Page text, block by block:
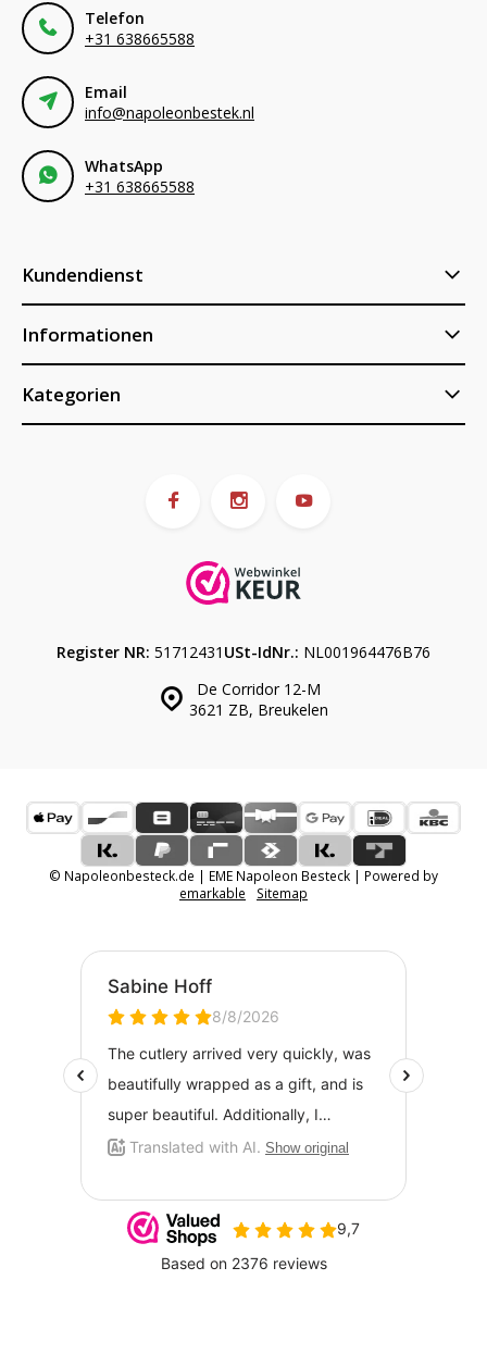
Telefon
+31 638665588
Email
info@napoleonbestek.nl
WhatsApp
+31 638665588
Kundendienst
Informationen
Kategorien
De Corridor 12-M
3621 ZB, Breukelen
Register NR: 51712431 USt-IdNr.: NL001964476B76
© Napoleonbesteck.de | EME Napoleon Besteck | Powered by
emarkable
Sitemap